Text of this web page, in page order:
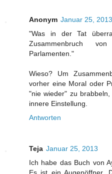
Anonym Januar 25, 2013
"Was in der Tat
Zusammenbruch
Parlamenten."
Wieso? Um
vorher eine Moral oder
"nie wieder" zu
innere Einstellung.
Antworten
Teja Januar 25, 2013
Ich habe das Buch von
Es ist ein Augenöffner.